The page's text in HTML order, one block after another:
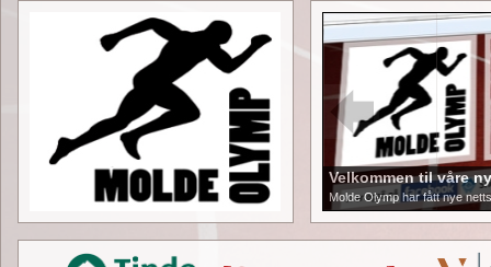
Velkommen til våre
Molde Olymp har fått nye